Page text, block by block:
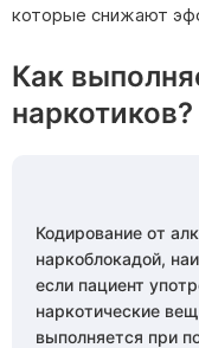
которые снижают
Как
наркотиков?
Кодирование от
наркоблокадой,
если пациент
наркотические
выполняется при
Получите
По телефону врач
сформирует
Получите
По телефону врач
сформирует
Выберите
Поиск по